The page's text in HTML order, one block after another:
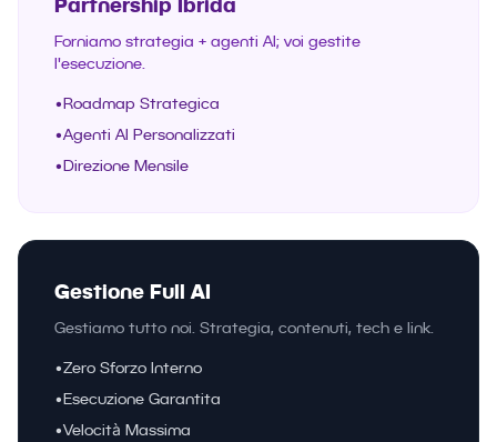
Partnership Ibrida
Forniamo strategia + agenti AI; voi gestite
l'esecuzione.
•Roadmap Strategica
•Agenti AI Personalizzati
•Direzione Mensile
Gestione Full AI
Gestiamo tutto noi. Strategia, contenuti, tech e link.
•Zero Sforzo Interno
•Esecuzione Garantita
•Velocità Massima